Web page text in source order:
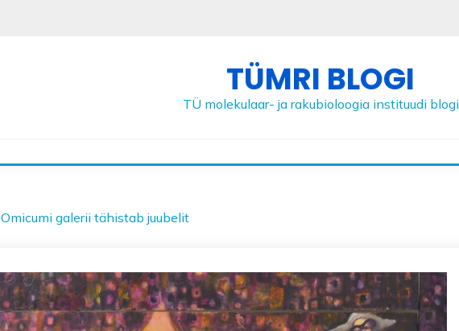
TÜMRI BLOGI
TÜ molekulaar- ja rakubioloogia instituudi blogi
Omicumi galerii tähistab juubelit